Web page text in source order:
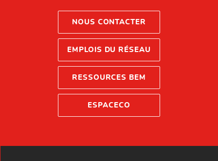
NOUS CONTACTER
EMPLOIS DU RÉSEAU
RESSOURCES BEM
ESPACECO